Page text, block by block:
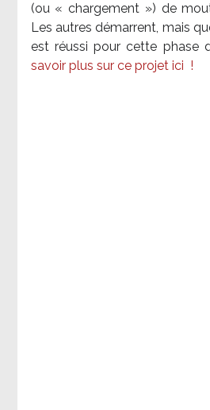
(ou « chargement ») de
Les autres démarrent, mais
est réussi pour cette phase
savoir plus sur ce projet ici !